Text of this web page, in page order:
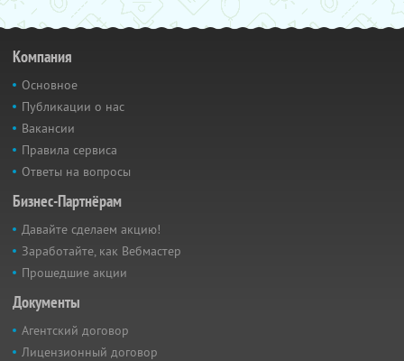
Компания
Основное
Публикации о нас
Вакансии
Правила сервиса
Ответы на вопросы
Бизнес-Партнёрам
Давайте сделаем акцию!
Заработайте, как Вебмастер
Прошедшие акции
Документы
Агентский договор
Лицензионный договор